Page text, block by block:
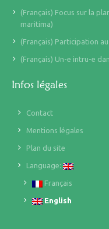
(Français) Focus sur la
maritima)
(Français) Participation
(Français) Un-e intru-e
Infos légales
Contact
Mentions légales
Plan du site
Language:
Français
English